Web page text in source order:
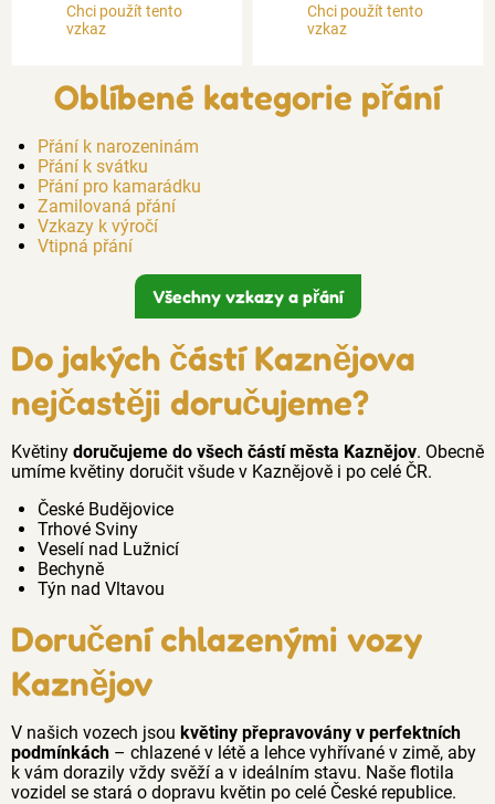
Chci použít tento
vzkaz
Chci použít tento
vzkaz
Oblíbené kategorie přání
Přání k narozeninám
Přání k svátku
Přání pro kamarádku
Zamilovaná přání
Vzkazy k výročí
Vtipná přání
Všechny vzkazy a přání
Do jakých částí Kaznějova
nejčastěji doručujeme?
Květiny doručujeme do všech částí města Kaznějov. Obecně
umíme květiny doručit všude v Kaznějově i po celé ČR.
České Budějovice
Trhové Sviny
Veselí nad Lužnicí
Bechyně
Týn nad Vltavou
Doručení chlazenými vozy
Kaznějov
V našich vozech jsou květiny přepravovány v perfektních
podmínkách – chlazené v létě a lehce vyhřívané v zimě, aby
k vám dorazily vždy svěží a v ideálním stavu. Naše flotila
vozidel se stará o dopravu květin po celé České republice.